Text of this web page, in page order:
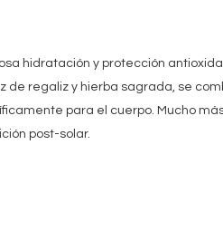
hidratación y protección
regaliz y hierba sagrada, se
para el cuerpo. Mucho
post-solar.